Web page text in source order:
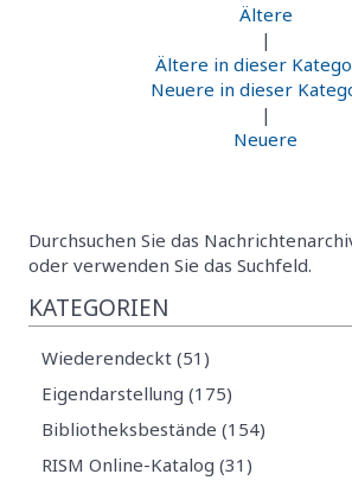
Ältere
|
Ältere in dieser
Neuere in dieser
|
Neuere
Durchsuchen Sie das
oder verwenden Sie das Suchfeld.
KATEGORIEN
Wiederendeckt (51)
Eigendarstellung (175)
Bibliotheksbestände (154)
RISM Online-Katalog (31)